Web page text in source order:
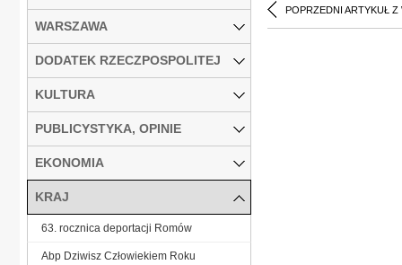
POPRZEDNI ARTYKUŁ Z
WARSZAWA
DODATEK RZECZPOSPOLITEJ
KULTURA
PUBLICYSTYKA, OPINIE
EKONOMIA
KRAJ
63. rocznica deportacji Romów
Abp Dziwisz Człowiekiem Roku